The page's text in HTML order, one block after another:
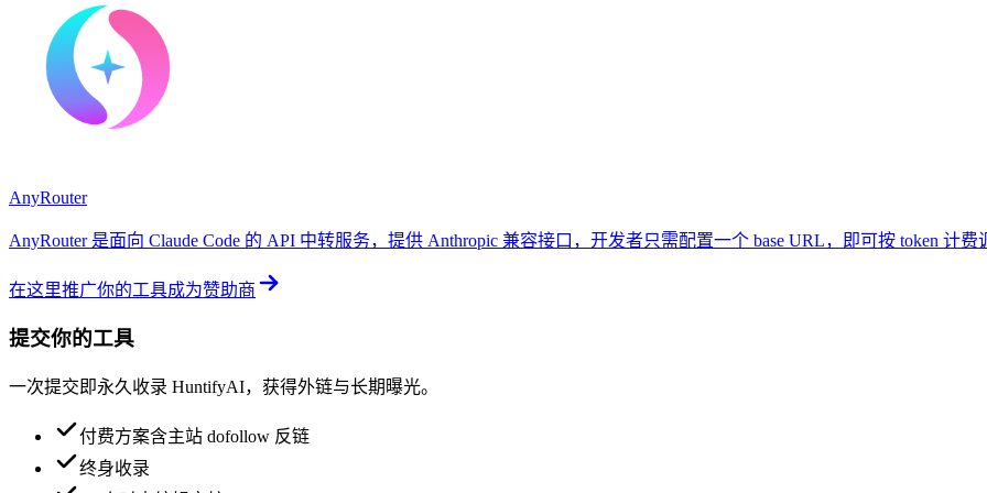
AnyRouter
AnyRouter 是面向 Claude Code 的 API 中转服务，提供 Anthropic 兼容接口，开发者只需配置一个 base URL，即可按 token 计费
在这里推广你的工具成为赞助商
提交你的工具
一次提交即永久收录 HuntifyAI，获得外链与长期曝光。
付费方案含主站 dofollow 反链
终身收录